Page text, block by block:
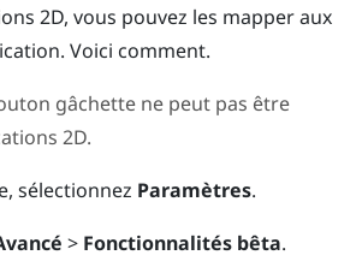
2D, vous pouvez les mapper aux
Voici comment.
gâchette ne peut pas être
2D.
, sélectionnez Paramètres.
> Fonctionnalités bêta.